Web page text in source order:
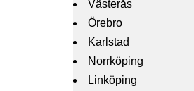
Västerås
Örebro
Karlstad
Norrköping
Linköping